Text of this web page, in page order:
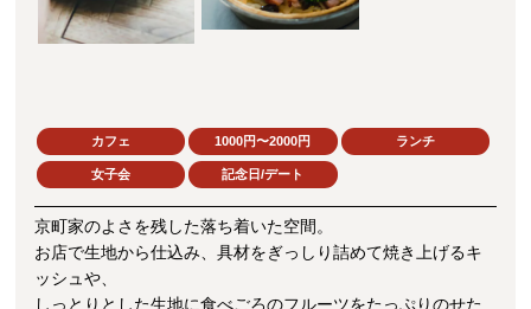
カフェ 1000円〜2000円 ランチ
女子会 記念日/デート
京町家のよさを残した落ち着いた空間。
お店で生地から仕込み、具材をぎっしり詰めて焼き上げるキ
ッシュや、
しっとりとした生地に食べごろのフルーツをたっぷりのせた